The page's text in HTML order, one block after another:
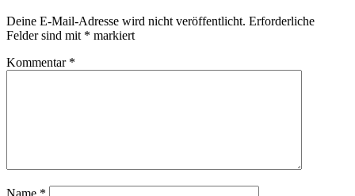
Deine E-Mail-Adresse wird nicht veröffentlicht. Erforderliche
Felder sind mit * markiert
Kommentar *